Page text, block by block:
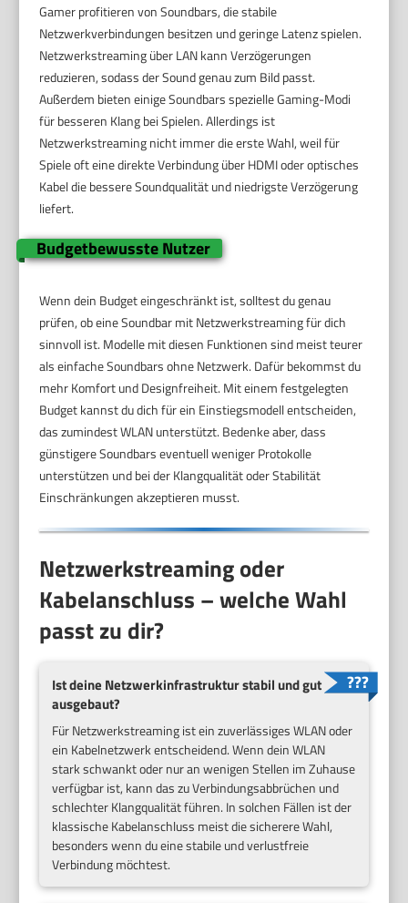
Gamer profitieren von Soundbars, die stabile
Netzwerkverbindungen besitzen und geringe Latenz spielen.
Netzwerkstreaming über LAN kann Verzögerungen
reduzieren, sodass der Sound genau zum Bild passt.
Außerdem bieten einige Soundbars spezielle Gaming-Modi
für besseren Klang bei Spielen. Allerdings ist
Netzwerkstreaming nicht immer die erste Wahl, weil für
Spiele oft eine direkte Verbindung über HDMI oder optisches
Kabel die bessere Soundqualität und niedrigste Verzögerung
liefert.
Budgetbewusste Nutzer
Wenn dein Budget eingeschränkt ist, solltest du genau
prüfen, ob eine Soundbar mit Netzwerkstreaming für dich
sinnvoll ist. Modelle mit diesen Funktionen sind meist teurer
als einfache Soundbars ohne Netzwerk. Dafür bekommst du
mehr Komfort und Designfreiheit. Mit einem festgelegten
Budget kannst du dich für ein Einstiegsmodell entscheiden,
das zumindest WLAN unterstützt. Bedenke aber, dass
günstigere Soundbars eventuell weniger Protokolle
unterstützen und bei der Klangqualität oder Stabilität
Einschränkungen akzeptieren musst.
Netzwerkstreaming oder
Kabelanschluss – welche Wahl
passt zu dir?
Ist deine Netzwerkinfrastruktur stabil und gut
ausgebaut?
Für Netzwerkstreaming ist ein zuverlässiges WLAN oder
ein Kabelnetzwerk entscheidend. Wenn dein WLAN
stark schwankt oder nur an wenigen Stellen im Zuhause
verfügbar ist, kann das zu Verbindungsabbrüchen und
schlechter Klangqualität führen. In solchen Fällen ist der
klassische Kabelanschluss meist die sicherere Wahl,
besonders wenn du eine stabile und verlustfreie
Verbindung möchtest.